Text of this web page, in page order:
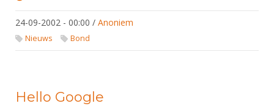
24-09-2002 - 00:00 / Anoniem
Nieuws Bond
Hello Google